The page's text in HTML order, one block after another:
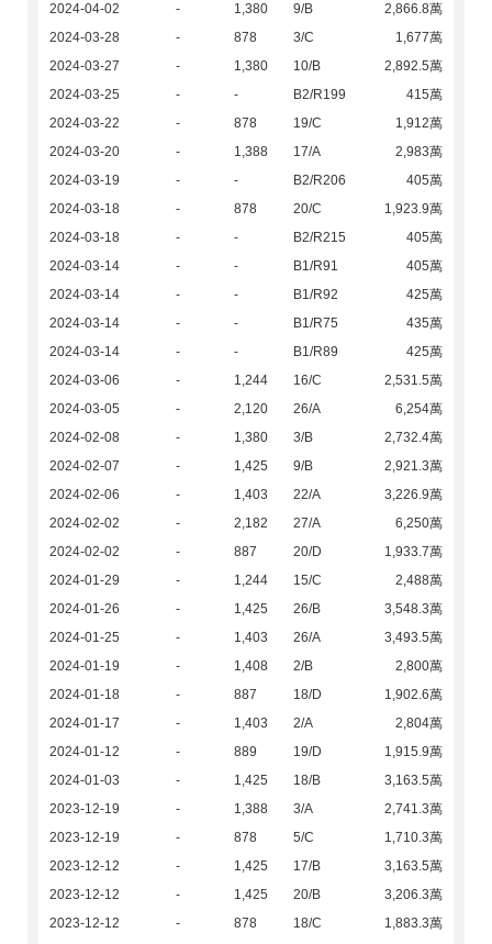
2024-04-02
- 1,380 9/B
2,866.8萬
2024-03-28
- 878 3/C
1,677萬
2024-03-27
- 1,380 10/B
2,892.5萬
2024-03-25
- - B2/R199
415萬
2024-03-22
- 878 19/C
1,912萬
2024-03-20
- 1,388 17/A
2,983萬
2024-03-19
- - B2/R206
405萬
2024-03-18
- 878 20/C
1,923.9萬
2024-03-18
- - B2/R215
405萬
2024-03-14
- - B1/R91
405萬
2024-03-14
- - B1/R92
425萬
2024-03-14
- - B1/R75
435萬
2024-03-14
- - B1/R89
425萬
2024-03-06
- 1,244 16/C
2,531.5萬
2024-03-05
- 2,120 26/A
6,254萬
2024-02-08
- 1,380 3/B
2,732.4萬
2024-02-07
- 1,425 9/B
2,921.3萬
2024-02-06
- 1,403 22/A
3,226.9萬
2024-02-02
- 2,182 27/A
6,250萬
2024-02-02
- 887 20/D
1,933.7萬
2024-01-29
- 1,244 15/C
2,488萬
2024-01-26
- 1,425 26/B
3,548.3萬
2024-01-25
- 1,403 26/A
3,493.5萬
2024-01-19
- 1,408 2/B
2,800萬
2024-01-18
- 887 18/D
1,902.6萬
2024-01-17
- 1,403 2/A
2,804萬
2024-01-12
- 889 19/D
1,915.9萬
2024-01-03
- 1,425 18/B
3,163.5萬
2023-12-19
- 1,388 3/A
2,741.3萬
2023-12-19
- 878 5/C
1,710.3萬
2023-12-12
- 1,425 17/B
3,163.5萬
2023-12-12
- 1,425 20/B
3,206.3萬
2023-12-12
- 878 18/C
1,883.3萬